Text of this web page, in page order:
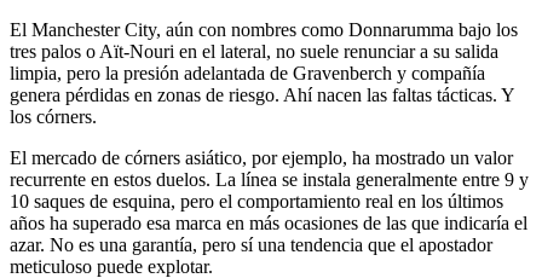
El Manchester City, aún con nombres como Donnarumma bajo los
tres palos o Aït-Nouri en el lateral, no suele renunciar a su salida
limpia, pero la presión adelantada de Gravenberch y compañía
genera pérdidas en zonas de riesgo. Ahí nacen las faltas tácticas. Y
los córners.
El mercado de córners asiático, por ejemplo, ha mostrado un valor
recurrente en estos duelos. La línea se instala generalmente entre 9 y
10 saques de esquina, pero el comportamiento real en los últimos
años ha superado esa marca en más ocasiones de las que indicaría el
azar. No es una garantía, pero sí una tendencia que el apostador
meticuloso puede explotar.